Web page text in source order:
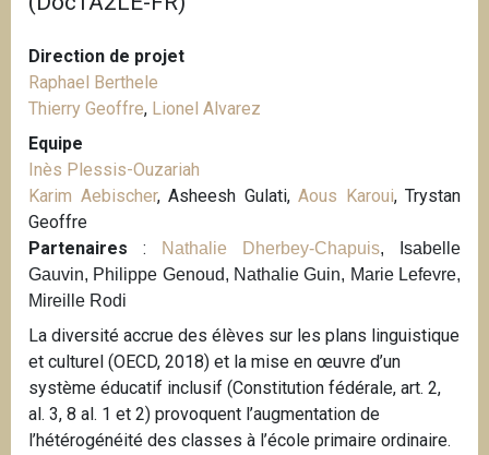
Direction de projet
Raphael Berthele
Thierry Geoffre, Lionel Alvarez
Equipe
Inès Plessis-Ouzariah
Karim Aebischer, Asheesh Gulati, Aous Karoui, Trystan
Geoffre
Partenaires : Nathalie Dherbey-Chapuis, Isabelle
Gauvin, Philippe Genoud, Nathalie Guin, Marie Lefevre,
Mireille Rodi
La diversité accrue des élèves sur les plans linguistique
et culturel (OECD, 2018) et la mise en œuvre d’un
système éducatif inclusif (Constitution fédérale, art. 2,
al. 3, 8 al. 1 et 2) provoquent l’augmentation de
l’hétérogénéité des classes à l’école primaire ordinaire.